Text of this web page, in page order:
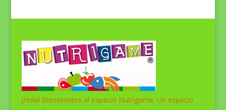
¡Hola! Bienvenidos al espacio Nutrigame. Un espacio